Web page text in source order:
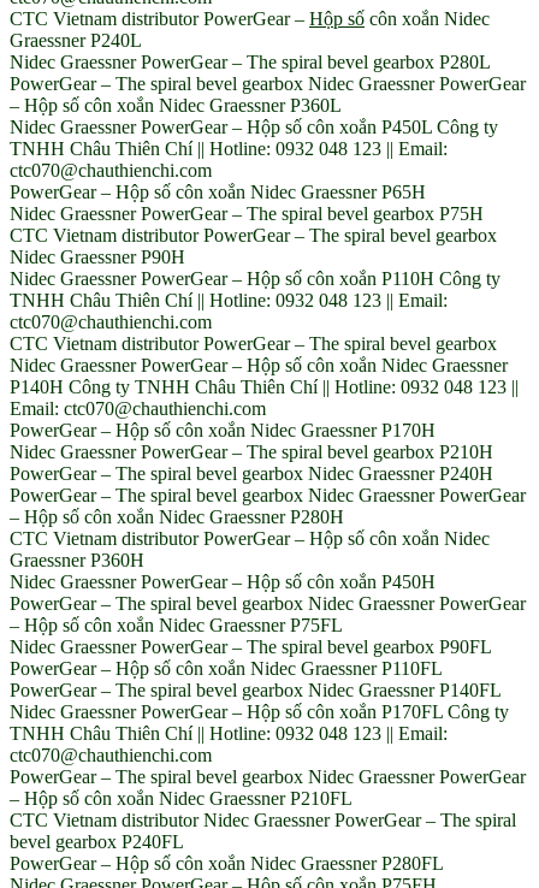
CTC Vietnam distributor PowerGear – Hộp số côn xoắn Nidec
Graessner P240L
Nidec Graessner PowerGear – The spiral bevel gearbox P280L
PowerGear – The spiral bevel gearbox Nidec Graessner PowerGear
– Hộp số côn xoắn Nidec Graessner P360L
Nidec Graessner PowerGear – Hộp số côn xoắn P450L Công ty
TNHH Châu Thiên Chí || Hotline: 0932 048 123 || Email:
ctc070@chauthienchi.com
PowerGear – Hộp số côn xoắn Nidec Graessner P65H
Nidec Graessner PowerGear – The spiral bevel gearbox P75H
CTC Vietnam distributor PowerGear – The spiral bevel gearbox
Nidec Graessner P90H
Nidec Graessner PowerGear – Hộp số côn xoắn P110H Công ty
TNHH Châu Thiên Chí || Hotline: 0932 048 123 || Email:
ctc070@chauthienchi.com
CTC Vietnam distributor PowerGear – The spiral bevel gearbox
Nidec Graessner PowerGear – Hộp số côn xoắn Nidec Graessner
P140H Công ty TNHH Châu Thiên Chí || Hotline: 0932 048 123 ||
Email: ctc070@chauthienchi.com
PowerGear – Hộp số côn xoắn Nidec Graessner P170H
Nidec Graessner PowerGear – The spiral bevel gearbox P210H
PowerGear – The spiral bevel gearbox Nidec Graessner P240H
PowerGear – The spiral bevel gearbox Nidec Graessner PowerGear
– Hộp số côn xoắn Nidec Graessner P280H
CTC Vietnam distributor PowerGear – Hộp số côn xoắn Nidec
Graessner P360H
Nidec Graessner PowerGear – Hộp số côn xoắn P450H
PowerGear – The spiral bevel gearbox Nidec Graessner PowerGear
– Hộp số côn xoắn Nidec Graessner P75FL
Nidec Graessner PowerGear – The spiral bevel gearbox P90FL
PowerGear – Hộp số côn xoắn Nidec Graessner P110FL
PowerGear – The spiral bevel gearbox Nidec Graessner P140FL
Nidec Graessner PowerGear – Hộp số côn xoắn P170FL Công ty
TNHH Châu Thiên Chí || Hotline: 0932 048 123 || Email:
ctc070@chauthienchi.com
PowerGear – The spiral bevel gearbox Nidec Graessner PowerGear
– Hộp số côn xoắn Nidec Graessner P210FL
CTC Vietnam distributor Nidec Graessner PowerGear – The spiral
bevel gearbox P240FL
PowerGear – Hộp số côn xoắn Nidec Graessner P280FL